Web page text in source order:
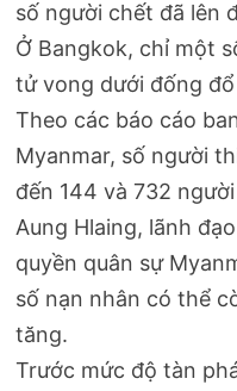
số người chết đã lên
Ở Bangkok, chỉ một
tử vong dưới đống
Theo các báo cáo
Myanmar, số người
đến 144 và 732
Aung Hlaing, lãnh
quyền quân sự
số nạn nhân có thể
tăng.
Trước mức độ tàn